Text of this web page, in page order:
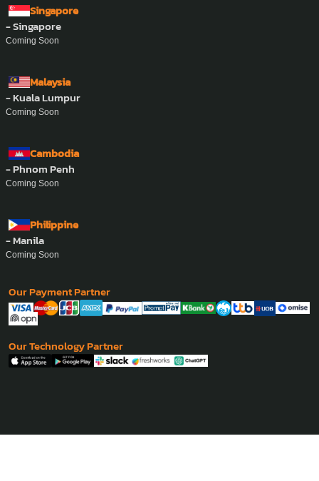
Singapore
- Singapore
Coming Soon
Malaysia
- Kuala Lumpur
Coming Soon
Cambodia
- Phnom Penh
Coming Soon
Philippine
- Manila
Coming Soon
Our Payment Partner
Our Technology Partner